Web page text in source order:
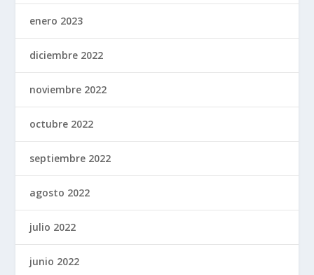
enero 2023
diciembre 2022
noviembre 2022
octubre 2022
septiembre 2022
agosto 2022
julio 2022
junio 2022